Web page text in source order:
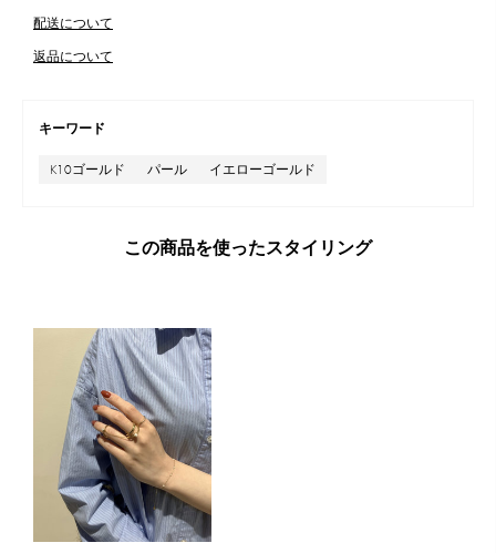
配送について
返品について
キーワード
K10ゴールド パール イエローゴールド
この商品を使ったスタイリング